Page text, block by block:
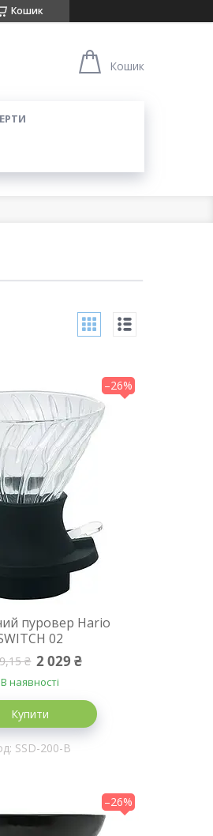
Кошик
Кошик
–26%
пуровер Hario
02
₴ 2 029 ₴
В наявності
Купити
SSD-200-B
–26%